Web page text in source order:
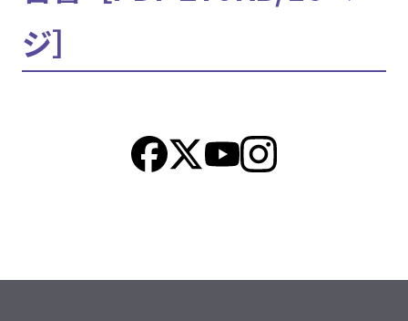
ジ］